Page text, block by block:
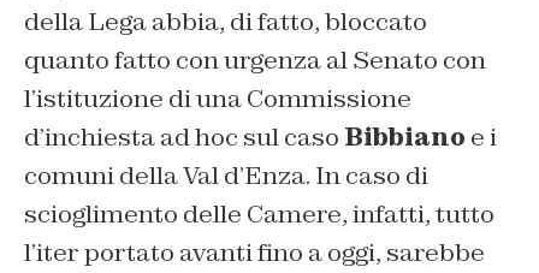
della Lega abbia, di fatto, bloccato
quanto fatto con urgenza al Senato con
l’istituzione di una Commissione
d’inchiesta ad hoc sul caso Bibbiano e i
comuni della Val d’Enza. In caso di
scioglimento delle Camere, infatti, tutto
l’iter portato avanti fino a oggi, sarebbe